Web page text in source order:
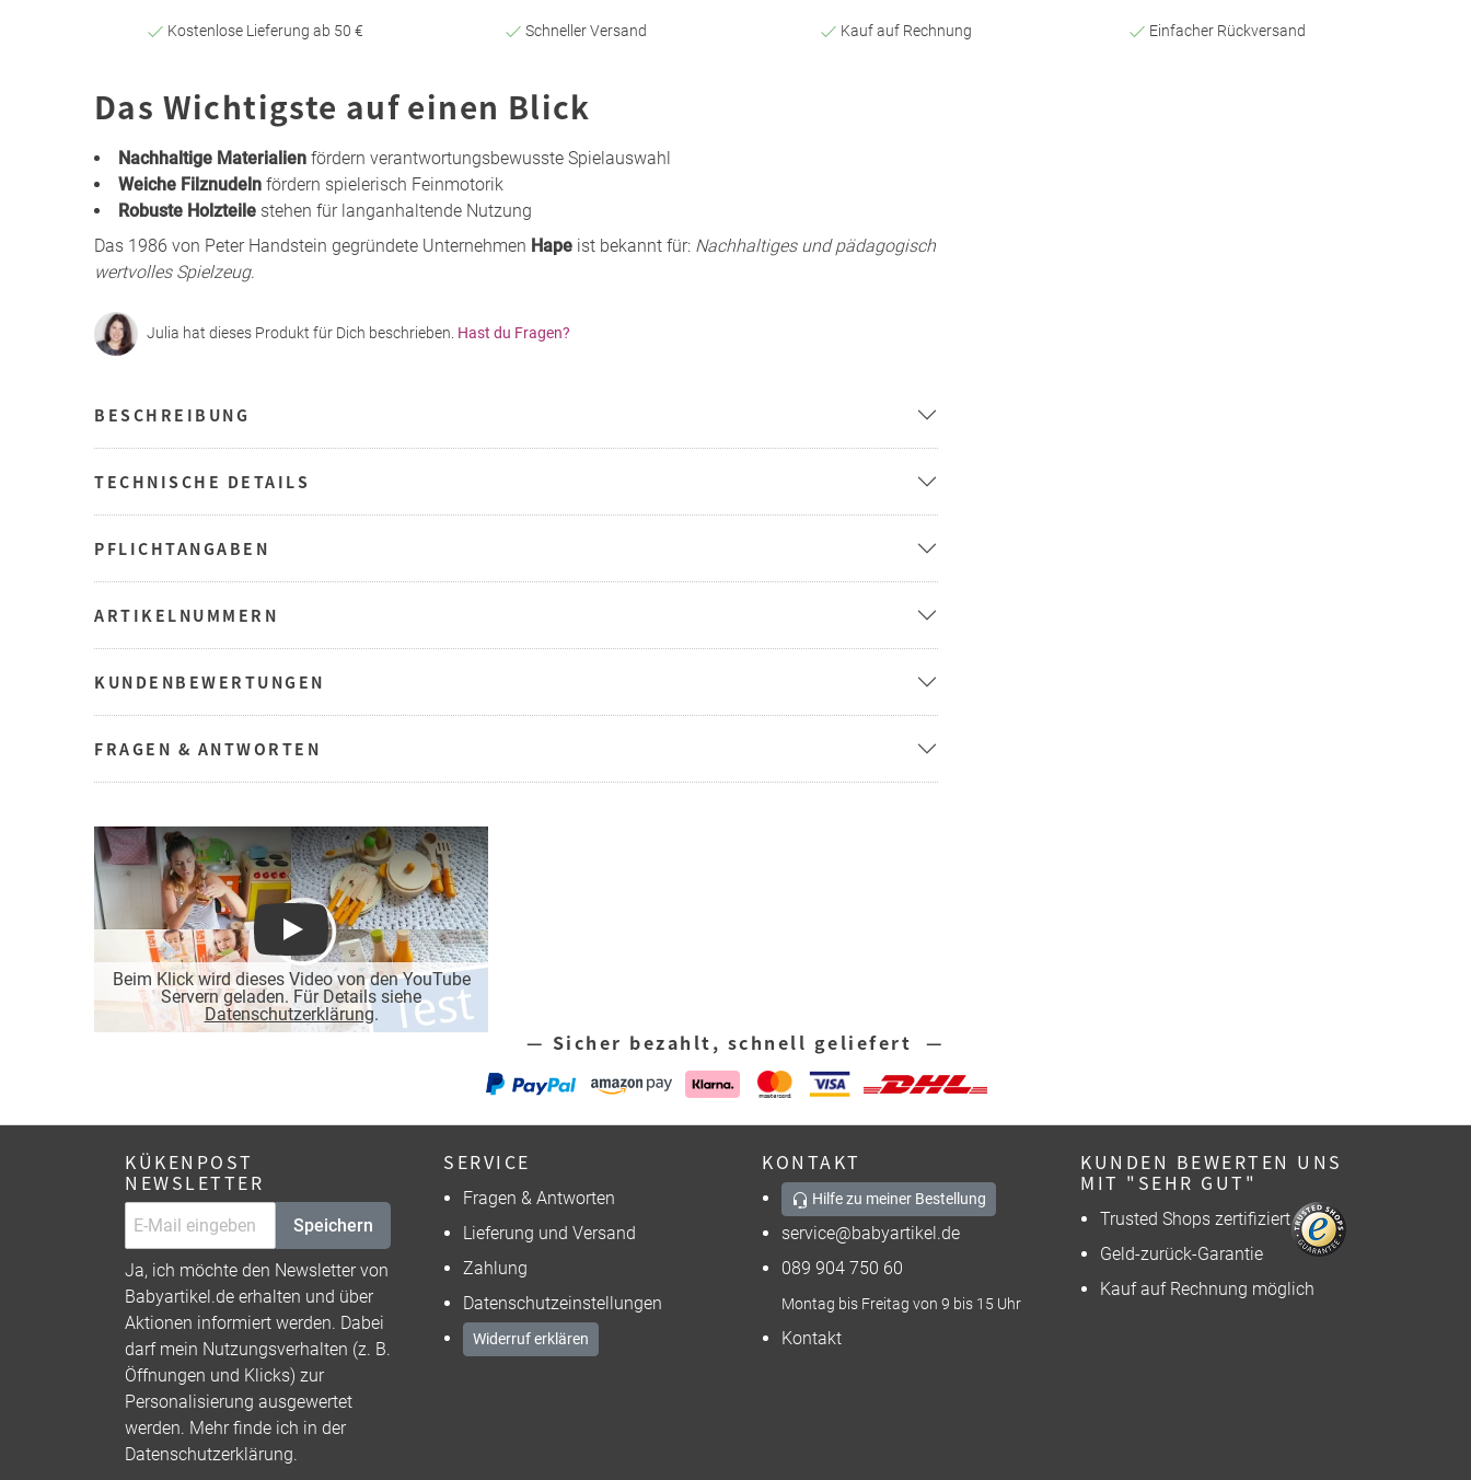
Kostenlose Lieferung ab 50 € Schneller Versand Kauf auf Rechnung Einfacher Rückversand
Das Wichtigste auf einen Blick
Nachhaltige Materialien fördern verantwortungsbewusste Spielauswahl
Weiche Filznudeln fördern spielerisch Feinmotorik
Robuste Holzteile stehen für langanhaltende Nutzung
Das 1986 von Peter Handstein gegründete Unternehmen Hape ist bekannt für: Nachhaltiges und pädagogisch
wertvolles Spielzeug.
Julia hat dieses Produkt für Dich beschrieben. Hast du Fragen?
BESCHREIBUNG
TECHNISCHE DETAILS
PFLICHTANGABEN
ARTIKELNUMMERN
KUNDENBEWERTUNGEN
FRAGEN & ANTWORTEN
Beim Klick wird dieses Video von den YouTube
Servern geladen. Für Details siehe
Datenschutzerklärung.
Play
— Sicher bezahlt, schnell geliefert —
KÜKENPOST
NEWSLETTER
Speichern
Ja, ich möchte den Newsletter von
Babyartikel.de erhalten und über
Aktionen informiert werden. Dabei
darf mein Nutzungsverhalten (z. B.
Öffnungen und Klicks) zur
Personalisierung ausgewertet
werden. Mehr finde ich in der
Datenschutzerklärung.
SERVICE
Fragen & Antworten
Lieferung und Versand
Zahlung
Datenschutzeinstellungen
Widerruf erklären
KONTAKT
Hilfe zu meiner Bestellung
service@babyartikel.de
089 904 750 60
Montag bis Freitag von 9 bis 15 Uhr
Kontakt
KUNDEN BEWERTEN UNS
MIT "SEHR GUT"
Trusted Shops zertifiziert
Geld-zurück-Garantie
Kauf auf Rechnung möglich